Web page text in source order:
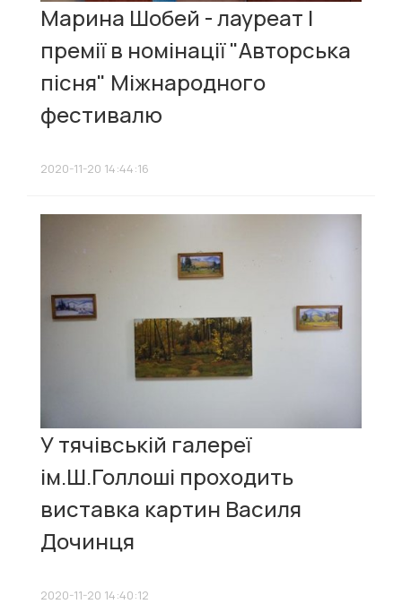
Марина Шобей - лауреат І
премії в номінації "Авторська
пісня" Міжнародного
фестивалю
2020-11-20 14:44:16
У тячівській галереї
ім.Ш.Голлоші проходить
виставка картин Василя
Дочинця
2020-11-20 14:40:12